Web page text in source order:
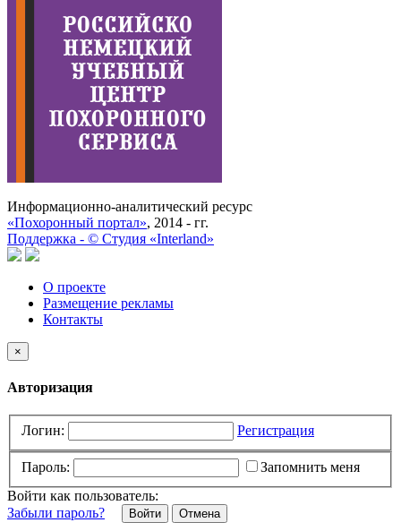
Информационно-аналитический ресурс
«Похоронный портал», 2014 - гг.
Поддержка - © Cтудия «Interland»
О проекте
Размещение рекламы
Контакты
×
Авторизация
Логин: Регистрация
Пароль:
Запомнить меня
Войти как пользователь:
Забыли пароль?
Отмена